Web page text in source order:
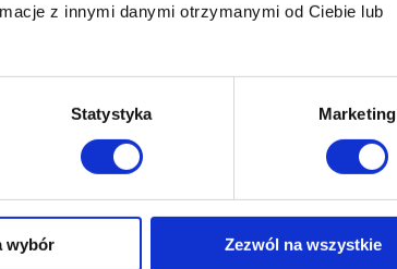
z innymi danymi otrzymanymi od Ciebie lub
Statystyka Marketing
wybór Zezwól na wszystkie
na wodę Break
zbiornik umożliwia kontrolę
jest bardzo praktyczny oraz łatwy